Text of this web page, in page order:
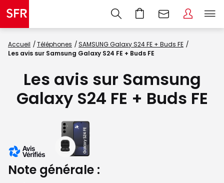
Accueil Téléphones
SAMSUNG Galaxy S24 FE + Buds FE
Les avis sur Samsung Galaxy S24 FE + Buds FE
Les avis sur Samsung
Galaxy S24 FE + Buds FE
Note générale :